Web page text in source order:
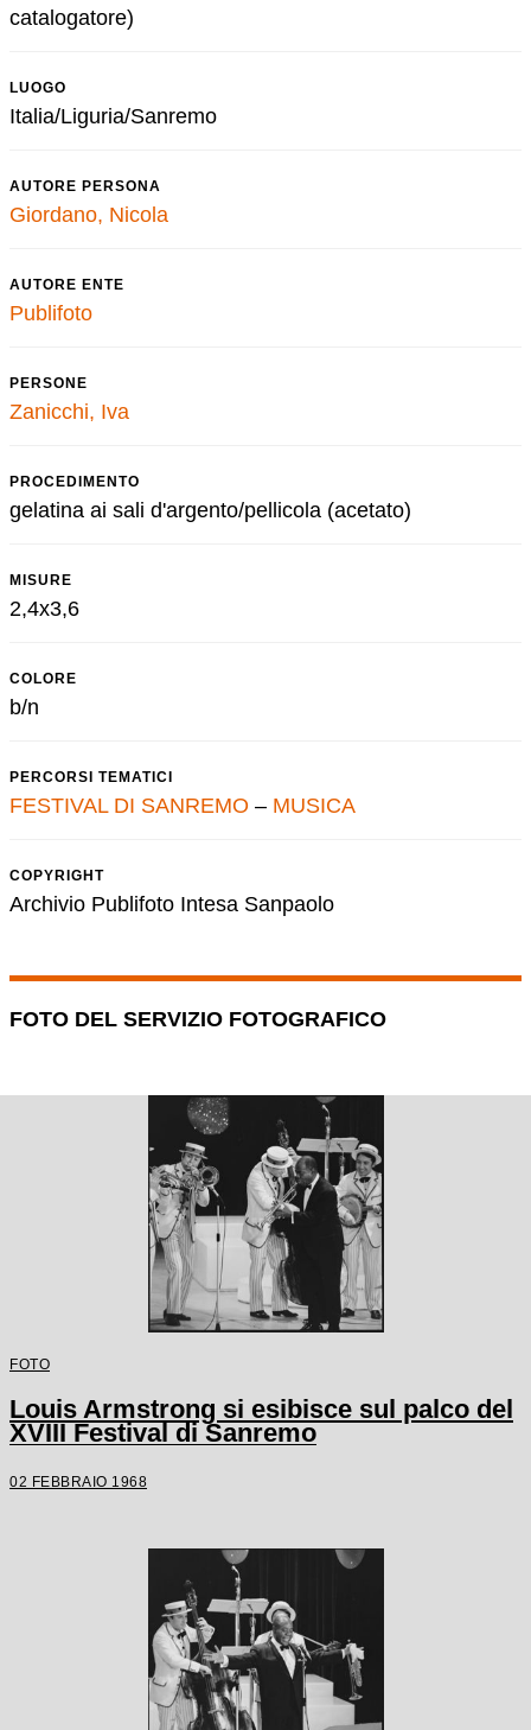
catalogatore)
LUOGO
Italia/Liguria/Sanremo
AUTORE PERSONA
Giordano, Nicola
AUTORE ENTE
Publifoto
PERSONE
Zanicchi, Iva
PROCEDIMENTO
gelatina ai sali d'argento/pellicola (acetato)
MISURE
2,4x3,6
COLORE
b/n
PERCORSI TEMATICI
FESTIVAL DI SANREMO – MUSICA
COPYRIGHT
Archivio Publifoto Intesa Sanpaolo
FOTO DEL SERVIZIO FOTOGRAFICO
FOTO
Louis Armstrong si esibisce sul palco del
XVIII Festival di Sanremo
02 FEBBRAIO 1968